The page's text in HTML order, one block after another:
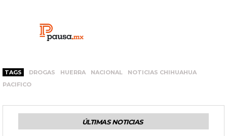
TAGS DROGAS HUERRA NACIONAL
NOTICIAS CHIHUAHUA
PACIFICO
ÚLTIMAS NOTICIAS